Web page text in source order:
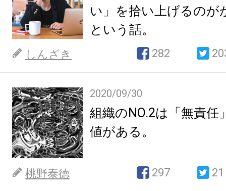
い」を拾い上げるのが
という話。
しんざき 282
2020/09/30
組織のNO.2は「無責任
値がある。
桃野泰徳 297 21